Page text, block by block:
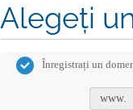
Alegeți
Înregistrați un
www.